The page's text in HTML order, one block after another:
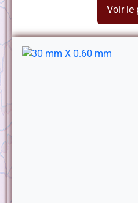
Voir le